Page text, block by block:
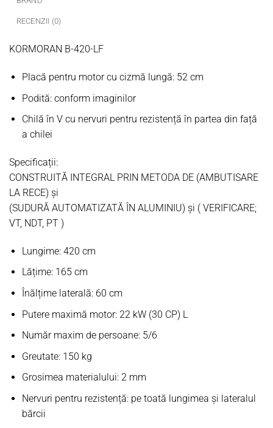
RECENZII (0)
KORMORAN B-420-LF
Placă pentru motor cu cizmă lungă: 52 cm
Podită: conform imaginilor
Chilă în V cu nervuri pentru rezistență în partea din față
a chilei
Specificații:
CONSTRUITĂ INTEGRAL PRIN METODA DE (AMBUTISARE
LA RECE) și
(SUDURĂ AUTOMATIZATĂ ÎN ALUMINIU) și ( VERIFICARE;
VT, NDT, PT )
Lungime: 420 cm
Lățime: 165 cm
Înălțime laterală: 60 cm
Putere maximă motor: 22 kW (30 CP) L
Număr maxim de persoane: 5/6
Greutate: 150 kg
Grosimea materialului: 2 mm
Nervuri pentru rezistență: pe toată lungimea și lateralul
bărcii